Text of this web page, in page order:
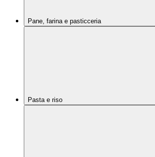
Pane, farina e pasticceria
Pasta e riso